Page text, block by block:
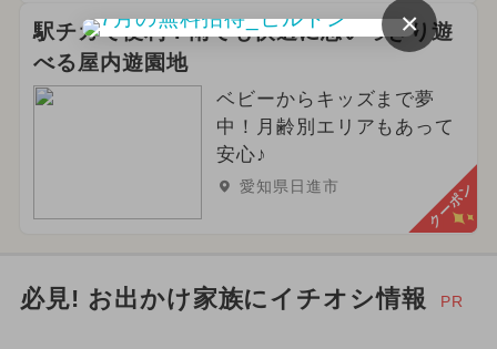
駅チカで便利！雨でも快適に思いっきり遊
べる屋内遊園地
ベビーからキッズまで夢
中！月齢別エリアもあって
安心♪
愛知県日進市 クーポン
必見! お出かけ家族にイチオシ情報 PR
×